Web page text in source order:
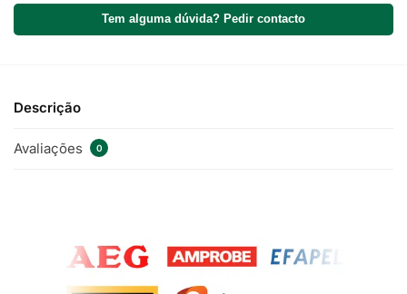
Tem alguma dúvida? Pedir contacto
Descrição
Avaliações 0